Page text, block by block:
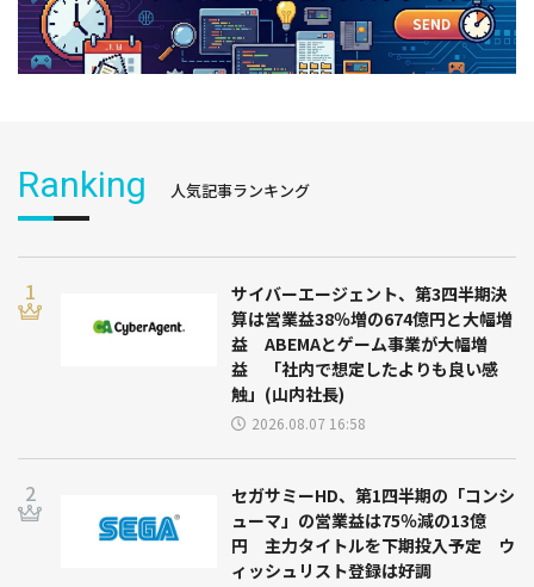
Ranking 人気記事ランキング
サイバーエージェント、第3四半期決
算は営業益38％増の674億円と大幅増
益 ABEMAとゲーム事業が大幅増
益 「社内で想定したよりも良い感
触」(山内社長)
2026.08.07 16:58
セガサミーHD、第1四半期の「コンシ
ューマ」の営業益は75％減の13億
円 主力タイトルを下期投入予定 ウ
ィッシュリスト登録は好調